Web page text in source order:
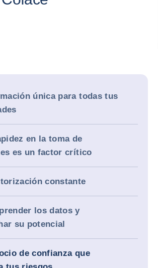
única para todas tus
en la toma de
es un factor crítico
constante
los datos y
su potencial
de confianza que